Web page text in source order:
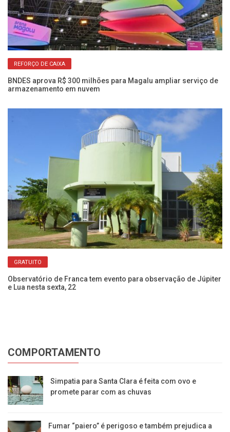
REFORÇO DE CAIXA
BNDES aprova R$ 300 milhões para Magalu ampliar serviço de
armazenamento em nuvem
GRATUITO
Observatório de Franca tem evento para observação de Júpiter
e Lua nesta sexta, 22
COMPORTAMENTO
Simpatia para Santa Clara é feita com ovo e
promete parar com as chuvas
Fumar “paiero” é perigoso e também prejudica a